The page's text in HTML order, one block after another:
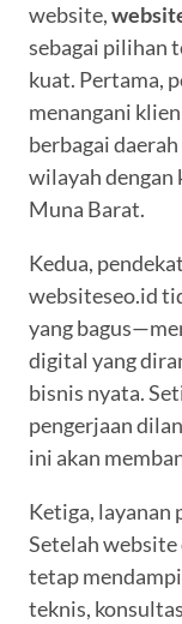
website,
sebagai pilihan
kuat. Pertama,
menangani
berbagai
wilayah
Muna Barat.
Kedua,
websiteseo.id
yang
digital yang
bisnis nyata.
pengerjaan
ini akan
Ketiga, layanan
Setelah
tetap
teknis,